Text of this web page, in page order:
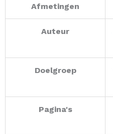
Afmetingen
Auteur
Doelgroep
Pagina's